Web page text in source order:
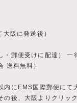
阪に発送後）
・郵便受けに配達） 一
送料無料）
にEMS国際郵便にて
の後、大阪よりクリッ